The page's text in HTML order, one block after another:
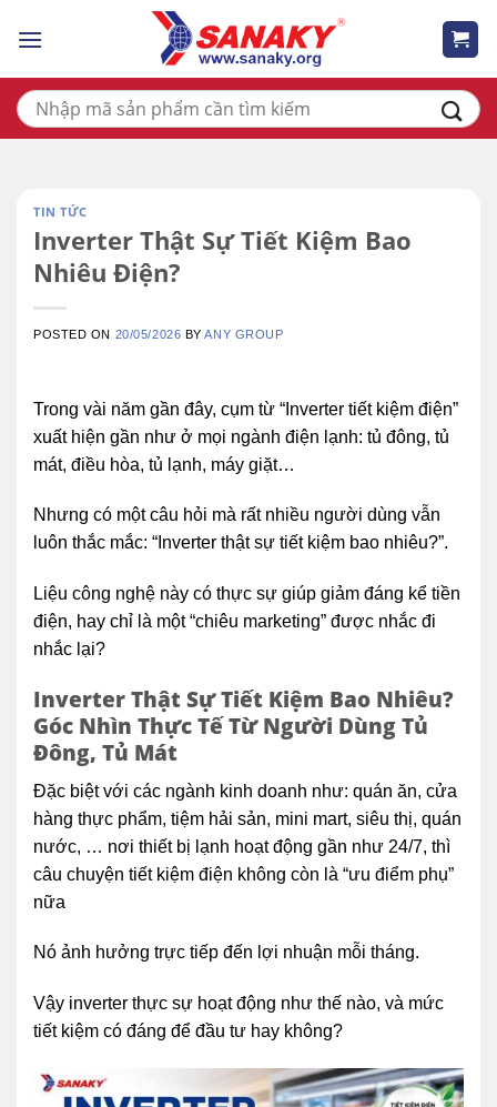
Tìm
kiếm:
TIN TỨC
Inverter Thật Sự Tiết Kiệm Bao
Nhiêu Điện?
POSTED ON 20/05/2026 BYANY GROUP
Trong vài năm gần đây, cụm từ “Inverter tiết kiệm điện”
xuất hiện gần như ở mọi ngành điện lạnh: tủ đông, tủ
mát, điều hòa, tủ lạnh, máy giặt…
Nhưng có một câu hỏi mà rất nhiều người dùng vẫn
luôn thắc mắc: “Inverter thật sự tiết kiệm bao nhiêu?”.
Liệu công nghệ này có thực sự giúp giảm đáng kể tiền
điện, hay chỉ là một “chiêu marketing” được nhắc đi
nhắc lại?
Inverter Thật Sự Tiết Kiệm Bao Nhiêu?
Góc Nhìn Thực Tế Từ Người Dùng Tủ
Đông, Tủ Mát
Đặc biệt với các ngành kinh doanh như: quán ăn, cửa
hàng thực phẩm, tiệm hải sản, mini mart, siêu thị, quán
nước, … nơi thiết bị lạnh hoạt động gần như 24/7, thì
câu chuyện tiết kiệm điện không còn là “ưu điểm phụ”
nữa
Nó ảnh hưởng trực tiếp đến lợi nhuận mỗi tháng.
Vậy inverter thực sự hoạt động như thế nào, và mức
tiết kiệm có đáng để đầu tư hay không?